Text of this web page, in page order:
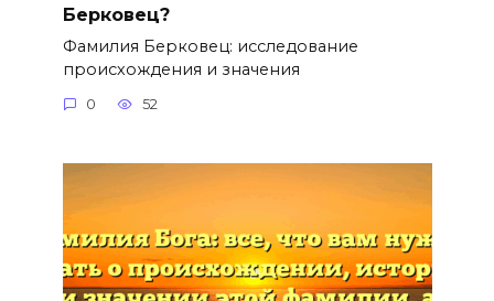
Берковец?
Фамилия Берковец: исследование
происхождения и значения
0 52